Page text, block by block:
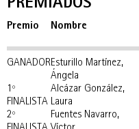
PREMIADOS
Premio Nombre
GANADOREsturillo Martínez,
Ángela
1º
FINALISTA
Alcázar González,
Laura
2º
Fuentes Navarro,